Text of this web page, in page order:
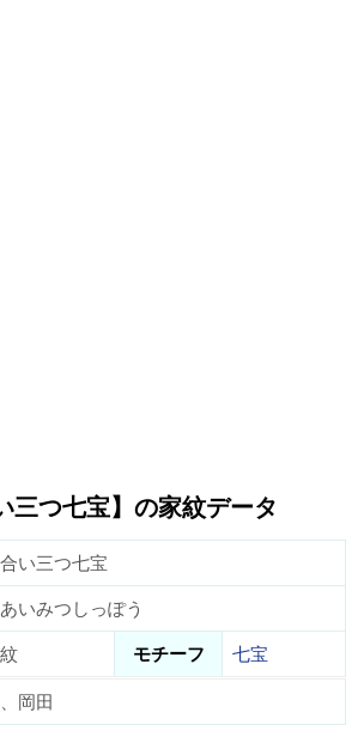
三つ七宝】の家紋データ
い三つ七宝
いみつしっぽう
モチーフ
七宝
岡田